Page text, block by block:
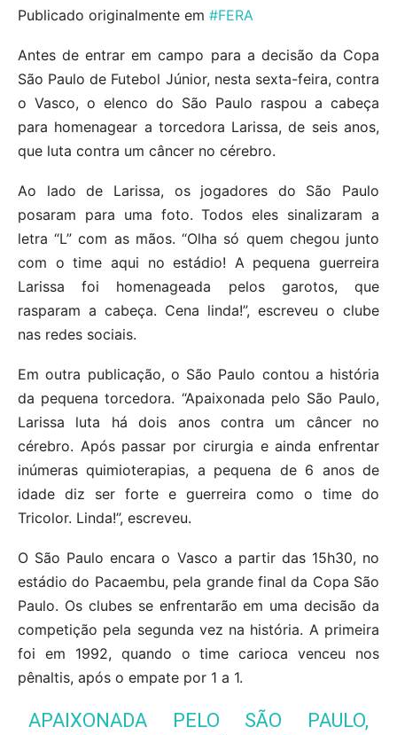
Publicado originalmente em #FERA
Antes de entrar em campo para a decisão da Copa
São Paulo de Futebol Júnior, nesta sexta-feira, contra
o Vasco, o elenco do São Paulo raspou a cabeça
para homenagear a torcedora Larissa, de seis anos,
que luta contra um câncer no cérebro.
Ao lado de Larissa, os jogadores do São Paulo
posaram para uma foto. Todos eles sinalizaram a
letra “L” com as mãos. “Olha só quem chegou junto
com o time aqui no estádio! A pequena guerreira
Larissa foi homenageada pelos garotos, que
rasparam a cabeça. Cena linda!”, escreveu o clube
nas redes sociais.
Em outra publicação, o São Paulo contou a história
da pequena torcedora. “Apaixonada pelo São Paulo,
Larissa luta há dois anos contra um câncer no
cérebro. Após passar por cirurgia e ainda enfrentar
inúmeras quimioterapias, a pequena de 6 anos de
idade diz ser forte e guerreira como o time do
Tricolor. Linda!”, escreveu.
O São Paulo encara o Vasco a partir das 15h30, no
estádio do Pacaembu, pela grande final da Copa São
Paulo. Os clubes se enfrentarão em uma decisão da
competição pela segunda vez na história. A primeira
foi em 1992, quando o time carioca venceu nos
pênaltis, após o empate por 1 a 1.
APAIXONADA PELO SÃO PAULO,